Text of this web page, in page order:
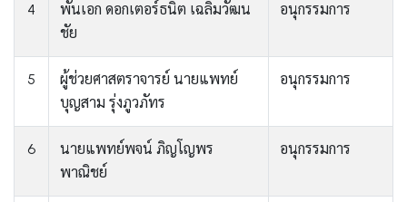
4
พันเอก ดอกเตอร์ธนิต เฉลิมวัฒน
ชัย
อนุกรรมการ
5
ผู้ช่วยศาสตราจารย์ นายแพทย์
บุญสาม รุ่งภูวภัทร
อนุกรรมการ
6
นายแพทย์พจน์ ภิญโญพร
พาณิชย์
อนุกรรมการ